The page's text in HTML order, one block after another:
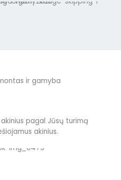
ir gamyba
pagal Jūsų turimą
akinius.